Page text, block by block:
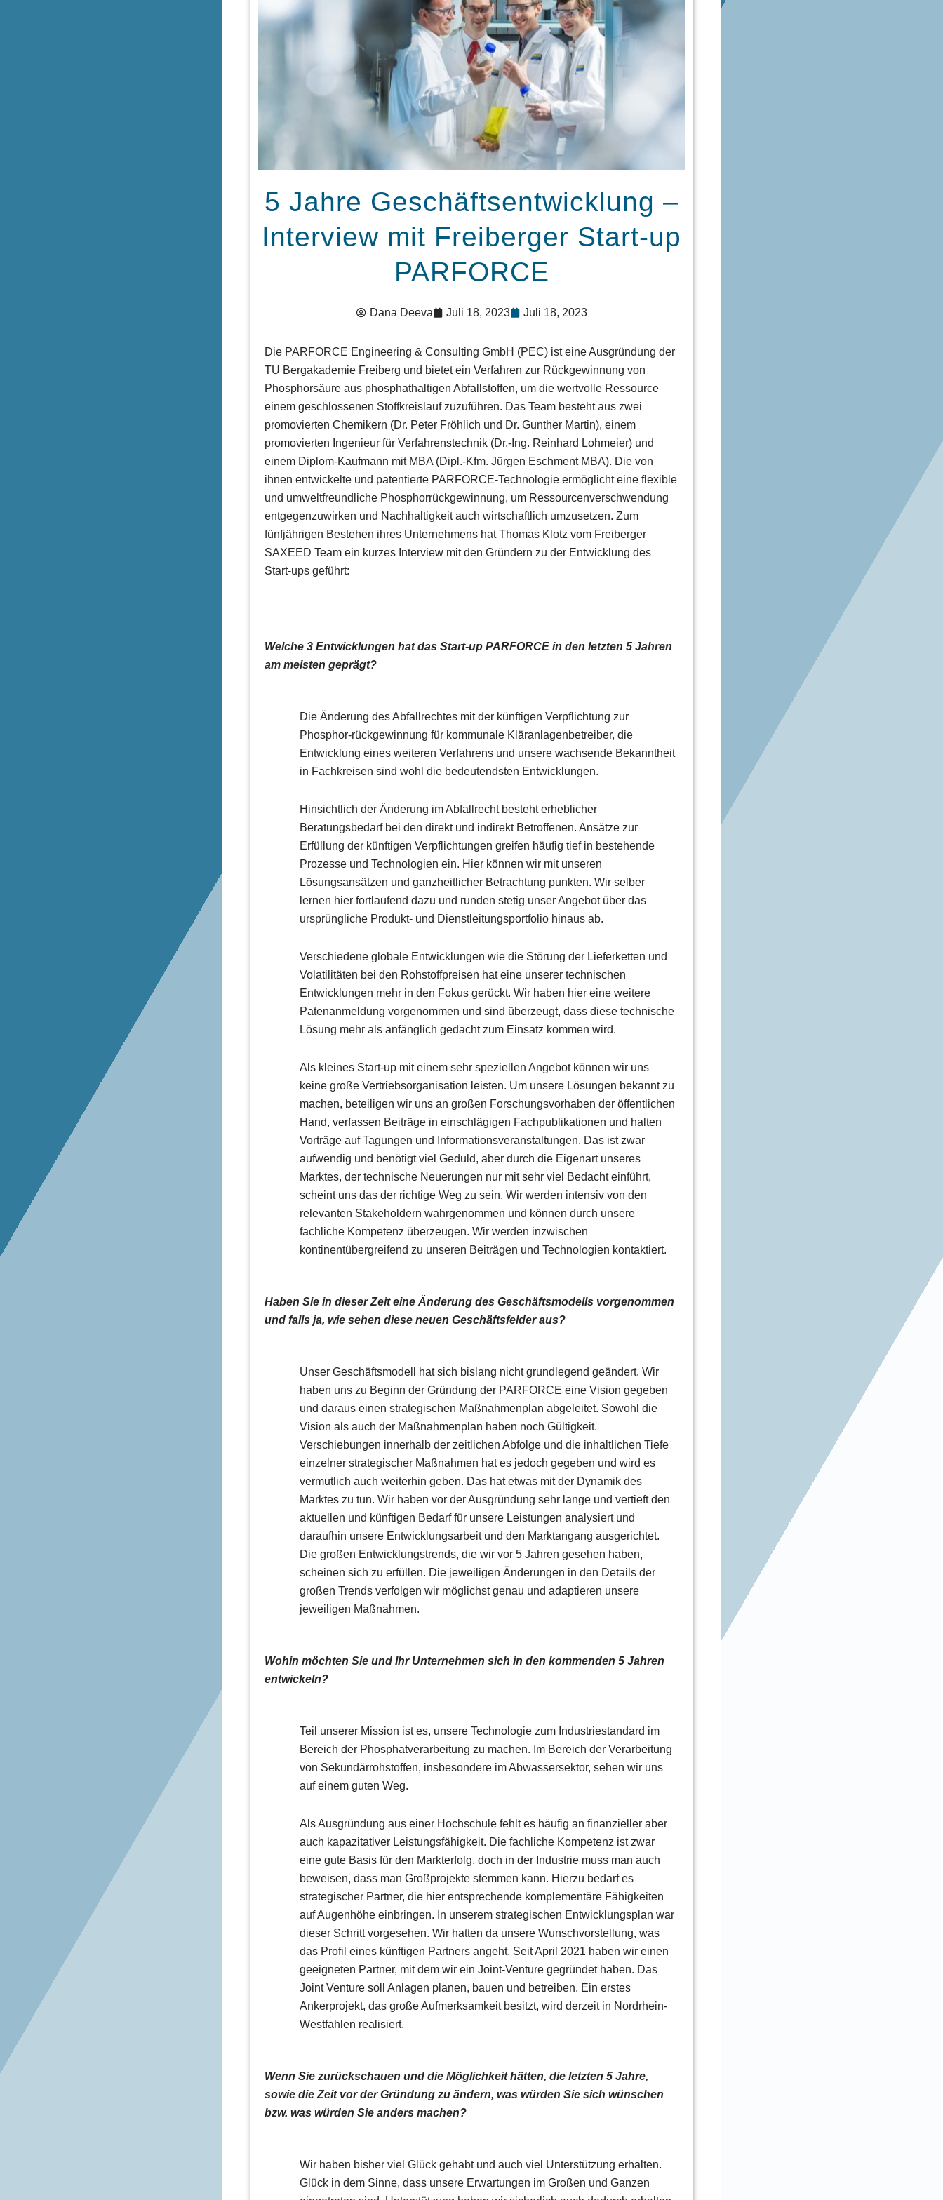
5 Jahre Geschäftsentwicklung –
Interview mit Freiberger Start-up
PARFORCE
Dana Deeva Juli 18, 2023 Juli 18, 2023
Die PARFORCE Engineering & Consulting GmbH (PEC) ist eine Ausgründung der
TU Bergakademie Freiberg und bietet ein Verfahren zur Rückgewinnung von
Phosphorsäure aus phosphathaltigen Abfallstoffen, um die wertvolle Ressource
einem geschlossenen Stoffkreislauf zuzuführen. Das Team besteht aus zwei
promovierten Chemikern (Dr. Peter Fröhlich und Dr. Gunther Martin), einem
promovierten Ingenieur für Verfahrenstechnik (Dr.-Ing. Reinhard Lohmeier) und
einem Diplom-Kaufmann mit MBA (Dipl.-Kfm. Jürgen Eschment MBA). Die von
ihnen entwickelte und patentierte PARFORCE-Technologie ermöglicht eine flexible
und umweltfreundliche Phosphorrückgewinnung, um Ressourcenverschwendung
entgegenzuwirken und Nachhaltigkeit auch wirtschaftlich umzusetzen. Zum
fünfjährigen Bestehen ihres Unternehmens hat Thomas Klotz vom Freiberger
SAXEED Team ein kurzes Interview mit den Gründern zu der Entwicklung des
Start-ups geführt:
Welche 3 Entwicklungen hat das Start-up PARFORCE in den letzten 5 Jahren
am meisten geprägt?
Die Änderung des Abfallrechtes mit der künftigen Verpflichtung zur
Phosphor-rückgewinnung für kommunale Kläranlagenbetreiber, die
Entwicklung eines weiteren Verfahrens und unsere wachsende Bekanntheit
in Fachkreisen sind wohl die bedeutendsten Entwicklungen.
Hinsichtlich der Änderung im Abfallrecht besteht erheblicher
Beratungsbedarf bei den direkt und indirekt Betroffenen. Ansätze zur
Erfüllung der künftigen Verpflichtungen greifen häufig tief in bestehende
Prozesse und Technologien ein. Hier können wir mit unseren
Lösungsansätzen und ganzheitlicher Betrachtung punkten. Wir selber
lernen hier fortlaufend dazu und runden stetig unser Angebot über das
ursprüngliche Produkt- und Dienstleitungsportfolio hinaus ab.
Verschiedene globale Entwicklungen wie die Störung der Lieferketten und
Volatilitäten bei den Rohstoffpreisen hat eine unserer technischen
Entwicklungen mehr in den Fokus gerückt. Wir haben hier eine weitere
Patenanmeldung vorgenommen und sind überzeugt, dass diese technische
Lösung mehr als anfänglich gedacht zum Einsatz kommen wird.
Als kleines Start-up mit einem sehr speziellen Angebot können wir uns
keine große Vertriebsorganisation leisten. Um unsere Lösungen bekannt zu
machen, beteiligen wir uns an großen Forschungsvorhaben der öffentlichen
Hand, verfassen Beiträge in einschlägigen Fachpublikationen und halten
Vorträge auf Tagungen und Informationsveranstaltungen. Das ist zwar
aufwendig und benötigt viel Geduld, aber durch die Eigenart unseres
Marktes, der technische Neuerungen nur mit sehr viel Bedacht einführt,
scheint uns das der richtige Weg zu sein. Wir werden intensiv von den
relevanten Stakeholdern wahrgenommen und können durch unsere
fachliche Kompetenz überzeugen. Wir werden inzwischen
kontinentübergreifend zu unseren Beiträgen und Technologien kontaktiert.
Haben Sie in dieser Zeit eine Änderung des Geschäftsmodells vorgenommen
und falls ja, wie sehen diese neuen Geschäftsfelder aus?
Unser Geschäftsmodell hat sich bislang nicht grundlegend geändert. Wir
haben uns zu Beginn der Gründung der PARFORCE eine Vision gegeben
und daraus einen strategischen Maßnahmenplan abgeleitet. Sowohl die
Vision als auch der Maßnahmenplan haben noch Gültigkeit.
Verschiebungen innerhalb der zeitlichen Abfolge und die inhaltlichen Tiefe
einzelner strategischer Maßnahmen hat es jedoch gegeben und wird es
vermutlich auch weiterhin geben. Das hat etwas mit der Dynamik des
Marktes zu tun. Wir haben vor der Ausgründung sehr lange und vertieft den
aktuellen und künftigen Bedarf für unsere Leistungen analysiert und
daraufhin unsere Entwicklungsarbeit und den Marktangang ausgerichtet.
Die großen Entwicklungstrends, die wir vor 5 Jahren gesehen haben,
scheinen sich zu erfüllen. Die jeweiligen Änderungen in den Details der
großen Trends verfolgen wir möglichst genau und adaptieren unsere
jeweiligen Maßnahmen.
Wohin möchten Sie und Ihr Unternehmen sich in den kommenden 5 Jahren
entwickeln?
Teil unserer Mission ist es, unsere Technologie zum Industriestandard im
Bereich der Phosphatverarbeitung zu machen. Im Bereich der Verarbeitung
von Sekundärrohstoffen, insbesondere im Abwassersektor, sehen wir uns
auf einem guten Weg.
Als Ausgründung aus einer Hochschule fehlt es häufig an finanzieller aber
auch kapazitativer Leistungsfähigkeit. Die fachliche Kompetenz ist zwar
eine gute Basis für den Markterfolg, doch in der Industrie muss man auch
beweisen, dass man Großprojekte stemmen kann. Hierzu bedarf es
strategischer Partner, die hier entsprechende komplementäre Fähigkeiten
auf Augenhöhe einbringen. In unserem strategischen Entwicklungsplan war
dieser Schritt vorgesehen. Wir hatten da unsere Wunschvorstellung, was
das Profil eines künftigen Partners angeht. Seit April 2021 haben wir einen
geeigneten Partner, mit dem wir ein Joint-Venture gegründet haben. Das
Joint Venture soll Anlagen planen, bauen und betreiben. Ein erstes
Ankerprojekt, das große Aufmerksamkeit besitzt, wird derzeit in Nordrhein-
Westfahlen realisiert.
Wenn Sie zurückschauen und die Möglichkeit hätten, die letzten 5 Jahre,
sowie die Zeit vor der Gründung zu ändern, was würden Sie sich wünschen
bzw. was würden Sie anders machen?
Wir haben bisher viel Glück gehabt und auch viel Unterstützung erhalten.
Glück in dem Sinne, dass unsere Erwartungen im Großen und Ganzen